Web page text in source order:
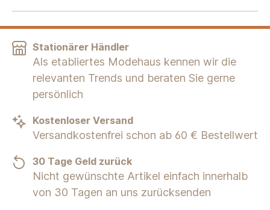
Stationärer Händler
Als etabliertes Modehaus kennen wir die
relevanten Trends und beraten Sie gerne
persönlich
Kostenloser Versand
Versandkostenfrei schon ab 60 € Bestellwert
30 Tage Geld zurück
Nicht gewünschte Artikel einfach innerhalb
von 30 Tagen an uns zurücksenden